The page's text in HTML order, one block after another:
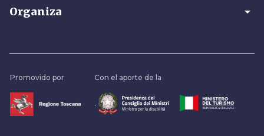
Organiza arrow_drop_down
Promovido por Con el aporte de la
.